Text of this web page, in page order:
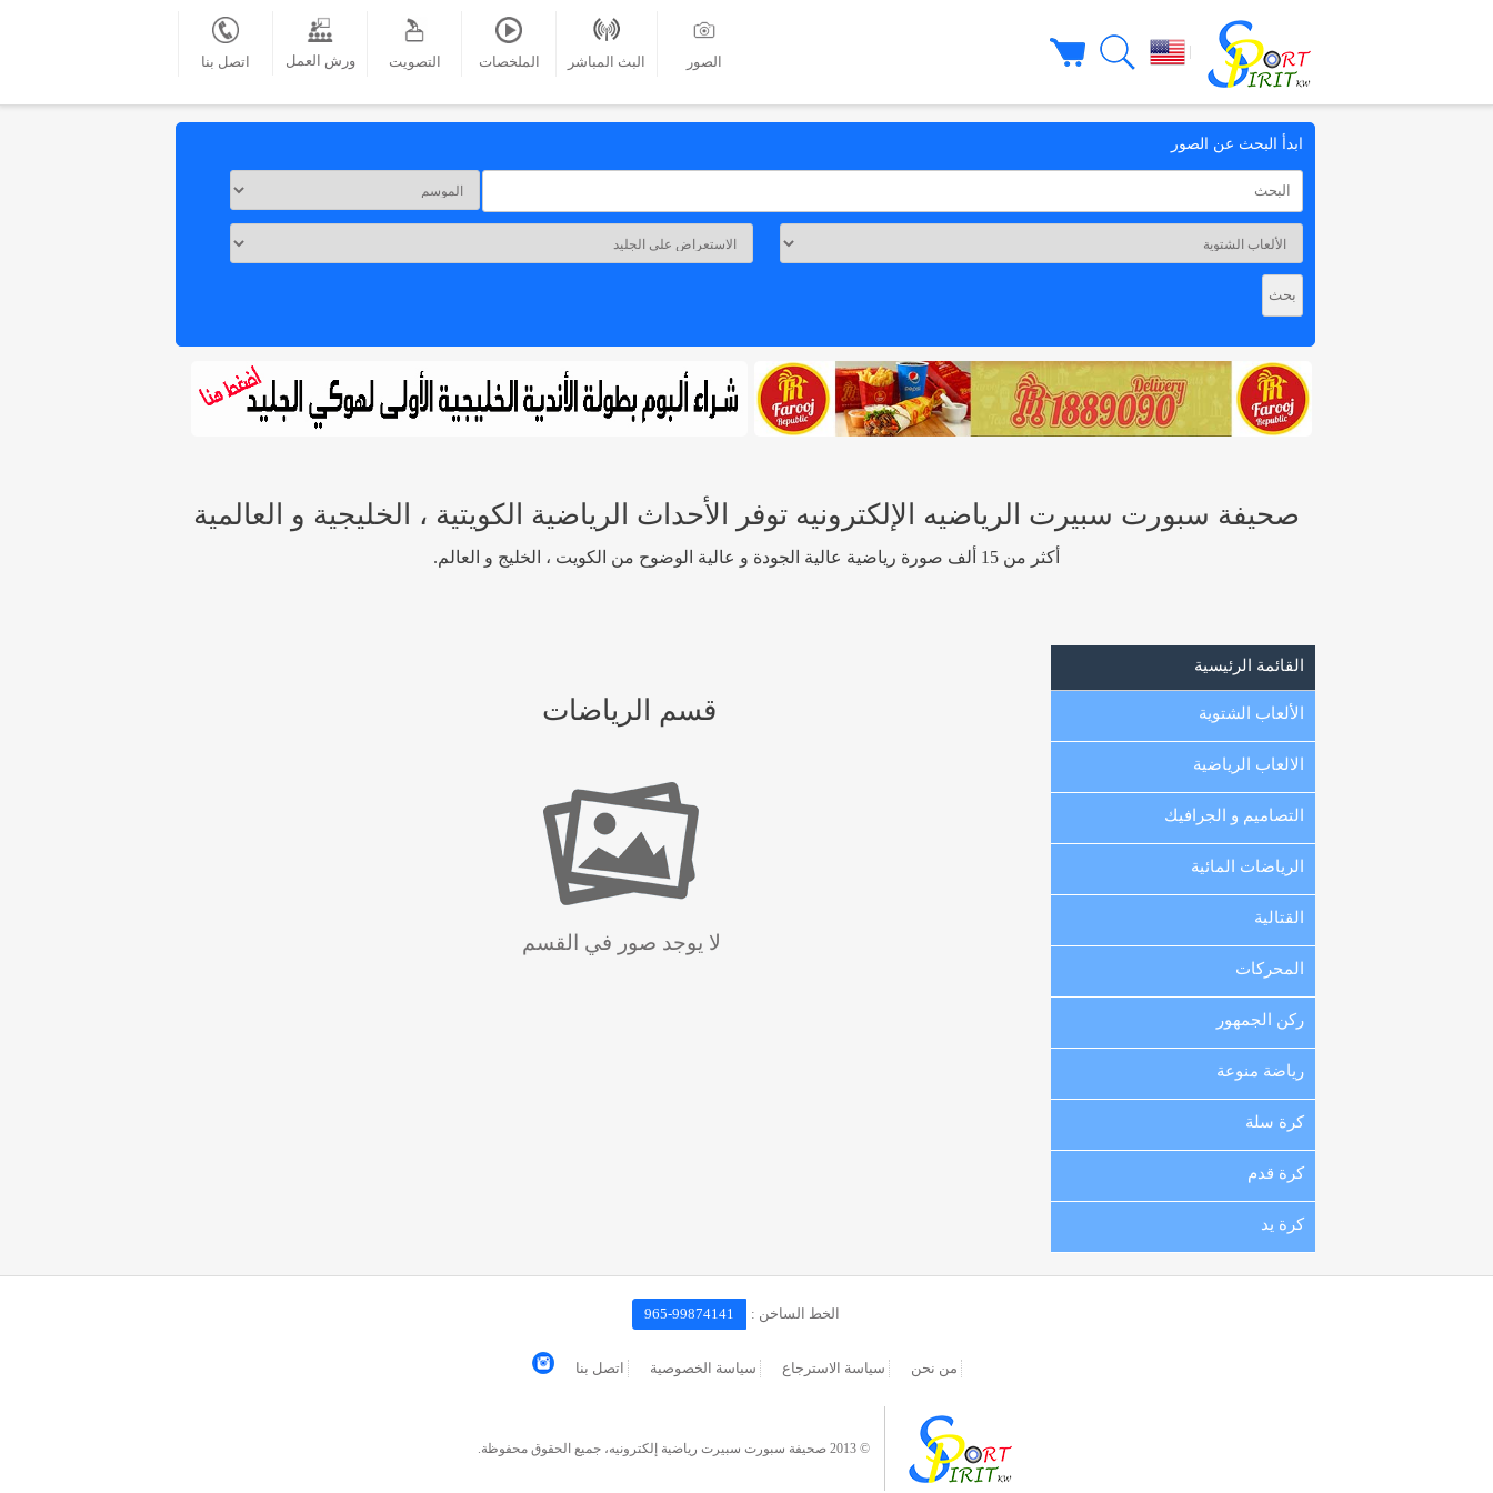
|
الصور البث المباشر الملخصات التصويت ورش العمل اتصل بنا
ابدأ البحث عن الصور
صحيفة سبورت سبيرت الرياضيه الإلكترونيه توفر الأحداث الرياضية الكويتية ، الخليجية و العالمية
أكثر من 15 ألف صورة رياضية عالية الجودة و عالية الوضوح من الكويت ، الخليج و العالم.
القائمة الرئيسية
الألعاب الشتوية
الالعاب الرياضية
التصاميم و الجرافيك
الرياضات المائية
القتالية
المحركات
ركن الجمهور
رياضة منوعة
كرة سلة
كرة قدم
كرة يد
قسم الرياضات
لا يوجد صور في القسم
الخط الساخن : 965-99874141
من نحن سياسة الاسترجاع سياسة الخصوصية اتصل بنا
© 2013 صحيفة سبورت سبيرت رياضية إلكترونيه، جميع الحقوق محفوظة.